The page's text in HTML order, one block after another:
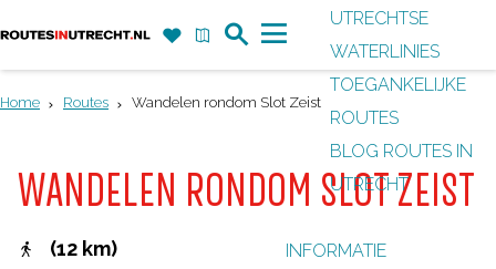
F
a
v
a
a
o
e
M
e
UTRECHTSE
WATERLINIES
TOEGANKELIJKE
ROUTES
BLOG ROUTES IN
UTRECHT
INFORMATIE
Home Routes Wandelen rondom Slot Zeist
WANDELEN RONDOM SLOT ZEIST
(12 km)